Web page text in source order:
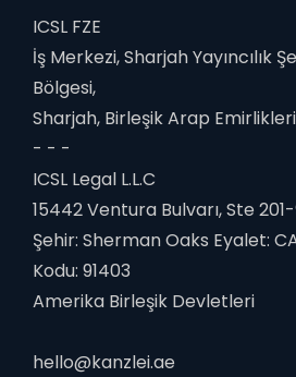
ICSL FZE
İş Merkezi, Sharjah Yayıncılık
Bölgesi,
Sharjah, Birleşik Arap Emirlikleri
- - -
ICSL Legal L.L.C
15442 Ventura Bulvarı, Ste
Şehir: Sherman Oaks Eyalet:
Kodu: 91403
Amerika Birleşik Devletleri
hello@kanzlei.ae